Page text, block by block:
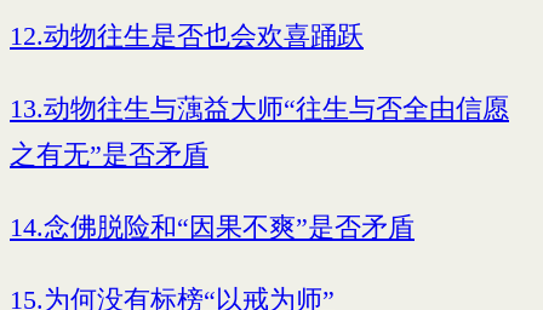
12.动物往生是否也会欢喜踊跃
13.动物往生与蕅益大师“往生与否全由信愿
之有无”是否矛盾
14.念佛脱险和“因果不爽”是否矛盾
15.为何没有标榜“以戒为师”